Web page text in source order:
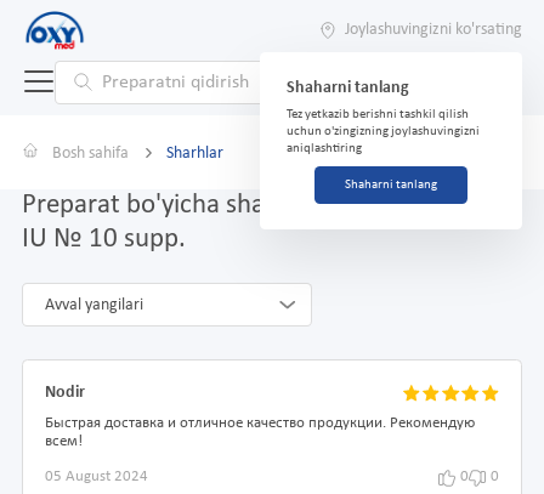
Joylashuvingizni ko'rsating
Shaharni tanlang
Tez yetkazib berishni tashkil qilish
uchun o'zingizning joylashuvingizni
aniqlashtiring
Shaharni tanlang
Bosh sahifa Sharhlar
Preparat bo'yicha sharhlar Viferon 500 000
IU № 10 supp.
Avval yangilari
Nodir
Быстрая доставка и отличное качество продукции. Рекомендую
всем!
05 August 2024 0 0